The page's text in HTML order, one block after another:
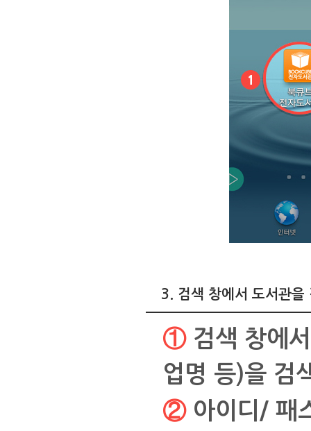
3. 검색 창에서 도서관을
① 검색 창에서 이용하고자 하는 도서관명(대학, 도서관, 기
업명 등)을 검
② 아이디/